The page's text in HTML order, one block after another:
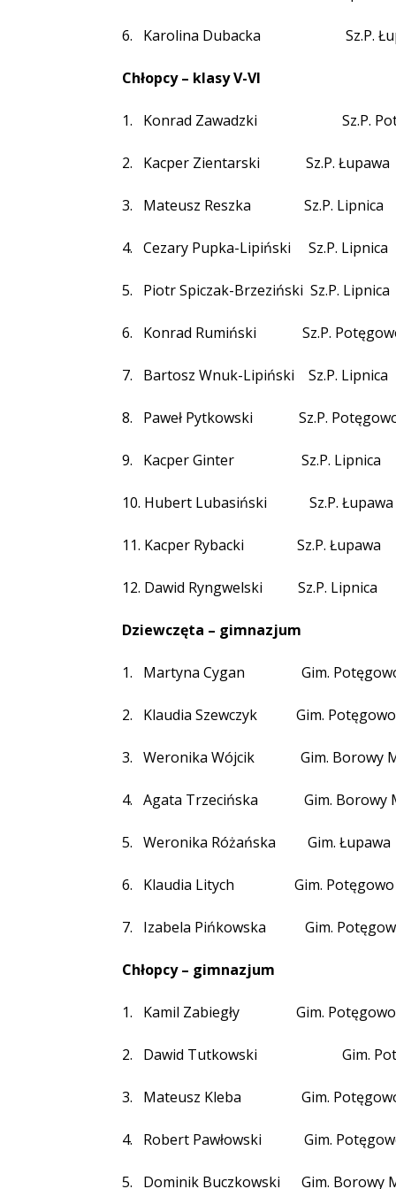
6. Karolina Dubacka Sz.P.
Chłopcy – klasy V-VI
1. Konrad Zawadzki Sz.P.
2. Kacper Zientarski Sz.P. Łupawa
3. Mateusz Reszka Sz.P. Lipnica
4. Cezary Pupka-Lipiński Sz.P. Lipnica
5. Piotr Spiczak-Brzeziński Sz.P. Lipnica
6. Konrad Rumiński Sz.P.
7. Bartosz Wnuk-Lipiński Sz.P. Lipnica
8. Paweł Pytkowski Sz.P.
9. Kacper Ginter Sz.P. Lipnica
10. Hubert Lubasiński Sz.P. Łupawa
11. Kacper Rybacki Sz.P. Łupawa
12. Dawid Ryngwelski Sz.P. Lipnica
Dziewczęta – gimnazjum
1. Martyna Cygan Gim.
2. Klaudia Szewczyk Gim. Potęgowo
3. Weronika Wójcik Gim. Borowy
4. Agata Trzecińska Gim. Borowy
5. Weronika Różańska Gim. Łupawa
6. Klaudia Litych Gim. Potęgowo
7. Izabela Pińkowska Gim.
Chłopcy – gimnazjum
1. Kamil Zabiegły Gim. Potęgowo
2. Dawid Tutkowski Gim.
3. Mateusz Kleba Gim.
4. Robert Pawłowski Gim.
5. Dominik Buczkowski Gim. Borowy